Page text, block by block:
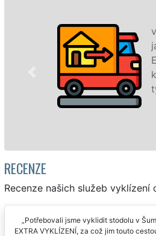
A VYKLÍZECÍ PRÁCE ŠUMPERK
celém okrese Šumperk
tak pro obchodní
zajišťujeme profesionální a
poskytujeme NON-STOP
a svátků bez příplatků.
RECENZE
Recenze našich služeb vyklízení
Potřebovali jsme vyklidit stodolu v
EXTRA VYKLÍZENÍ, za což jim touto